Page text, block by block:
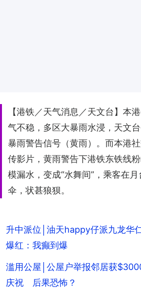
【港铁／天气消息／天文台】本
气不稳，多区大暴雨水浸，天文
暴雨警告信号（黄雨）。而本港
传影片，黄雨警告下港铁东铁线
模漏水，变成“水舞间”，乘客在
伞，状甚狼狈。
升中派位│油天happy仔派九龙
爆红：我癫到爆
滥用公屋│公屋户举报邻居获
庆祝 后果恐怖？